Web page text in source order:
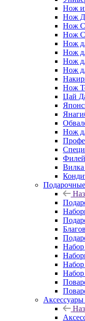
Нож
Нож
Нож
Нож
Нож
Нож
Нож
Нож
Нож
Цай
Нож
Вилка
Набор
Набор
Набор
Аксессуары